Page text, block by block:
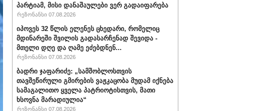
პარტიამ, მისი დანაშაულები ვერ გადაიფარება
რეზონანსი 07.08.2026
იპოვეს 32 წლის ელენეს ცხედარი, რომელიც
მდინარეში შვილის გადასარჩენად შევიდა -
მთელი დღე და ღამე ეძებდნენ...
რეზონანსი 07.08.2026
ბადრი ჯაფარიძე: „სამშობლოსთვის
თავშეწირული გმირების ვაჟკაცობა მუდამ იქნება
სამაგალითო ყველა პატრიოტისთვის, მათი
ხსოვნა მარადიულია“
რეზონანსი 07.08.2026